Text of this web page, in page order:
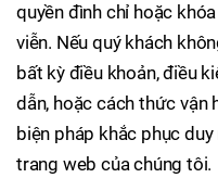
quyền đình chỉ hoặc
viễn. Nếu quý khách
bất kỳ điều khoản, điều
dẫn, hoặc cách thức vận
biện pháp khắc phục
trang web của chúng tôi.